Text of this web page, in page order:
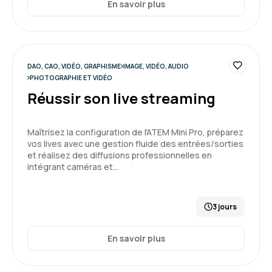
En savoir plus
DAO, CAO, VIDÉO, GRAPHISME IMAGE, VIDÉO, AUDIO
PHOTOGRAPHIE ET VIDÉO
Réussir son live streaming
Maîtrisez la configuration de l'ATEM Mini Pro, préparez
vos lives avec une gestion fluide des entrées/sorties
et réalisez des diffusions professionnelles en
intégrant caméras et…
3 jours
En savoir plus